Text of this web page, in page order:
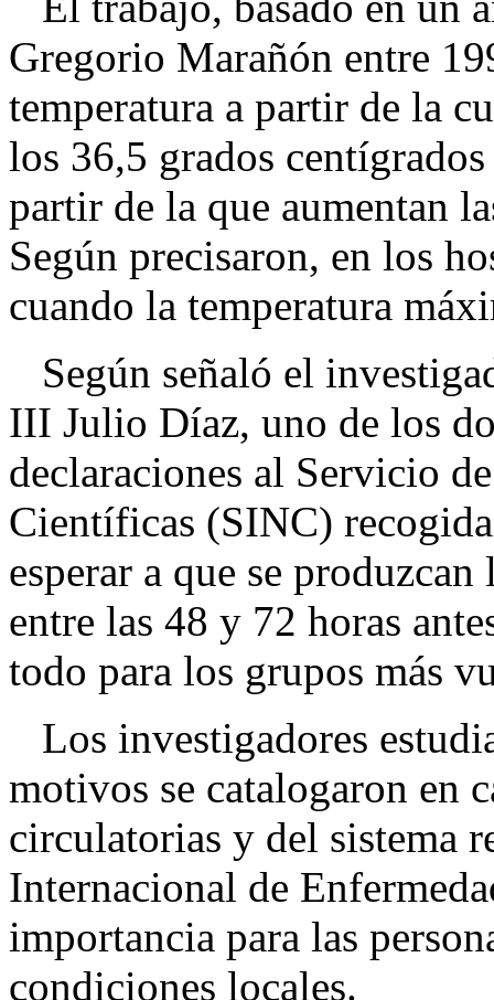
Gregorio Marañón entre
temperatura a partir de la
los 36,5 grados
partir de la que aumentan
Según precisaron, en los
cuando la temperatura
Según señaló el
III Julio Díaz, uno de los
declaraciones al Servicio
Científicas (SINC)
esperar a que se
entre las 48 y 72 horas
todo para los grupos más
Los investigadores
motivos se catalogaron en
circulatorias y del sistema
Internacional de
importancia para las
condiciones locales.